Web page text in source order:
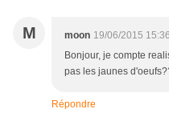
M moon 19/06/2015 15:36
Bonjour, je compte
pas les jaunes
Répondre